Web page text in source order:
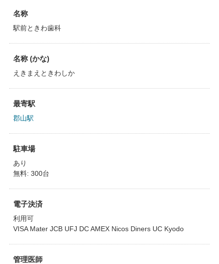
名称
駅前ときわ歯科
名称 (かな)
えきまえときわしか
最寄駅
郡山駅
駐車場
あり
無料: 300台
電子決済
利用可
VISA Mater JCB UFJ DC AMEX Nicos Diners UC Kyodo
管理医師